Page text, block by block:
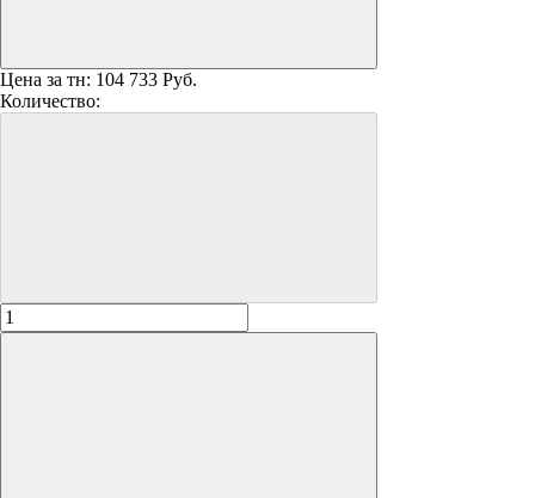
Цена за тн: 104 733 Руб.
Количество: